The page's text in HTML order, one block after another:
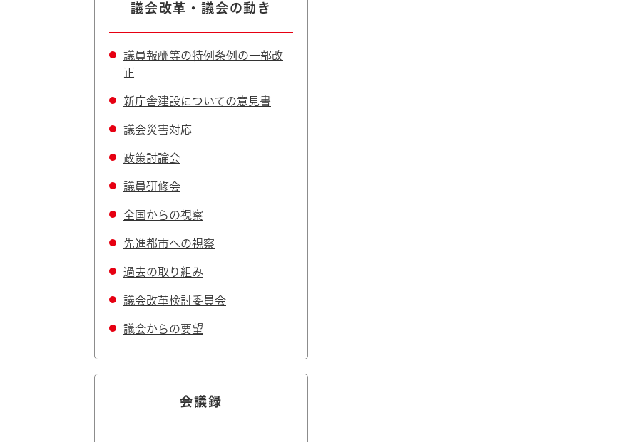
議会改革・議会の動き
議員報酬等の特例条例の一部改
正
新庁舎建設についての意見書
議会災害対応
政策討論会
議員研修会
全国からの視察
先進都市への視察
過去の取り組み
議会改革検討委員会
議会からの要望
会議録